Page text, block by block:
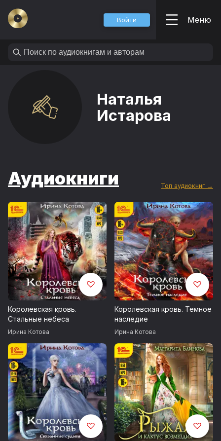
Войти Меню
Наталья
Истарова
Аудиокниги Топ аудиокниг →
Королевская кровь.
Стальные небеса
Ирина Котова
Королевская кровь. Темное
наследие
Ирина Котова